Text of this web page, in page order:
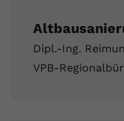
Dipl.-Ing.
VPB-
Laufzeit 2